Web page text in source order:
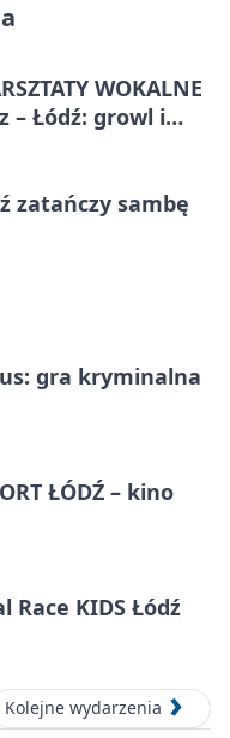
WOKALNE
– Łódź: growl i
zatańczy sambę
gra kryminalna
ŁÓDŹ – kino
Race KIDS Łódź
Kolejne wydarzenia